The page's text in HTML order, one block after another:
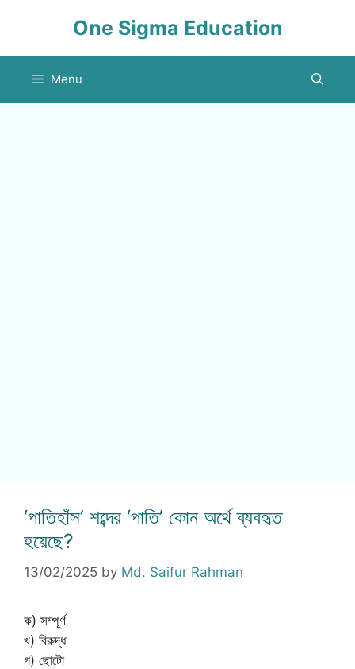
One Sigma Education
Menu
‘পাতিহাঁস’ শব্দের ‘পাতি’ কোন অর্থে ব্যবহৃত
হয়েছে?
13/02/2025 by Md. Saifur Rahman
ক) সম্পূর্ণ
খ) বিরুদ্ধ
গ) ছোটো